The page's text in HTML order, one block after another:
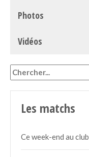
Photos
Vidéos
Rechercher
Les matchs
Ce week-end au club